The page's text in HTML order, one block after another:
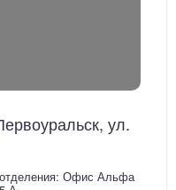
ул.
Офис Альфа